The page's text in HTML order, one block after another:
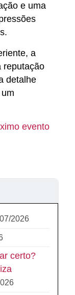
e uma
a
reputação
detalhe
evento
2026
certo?